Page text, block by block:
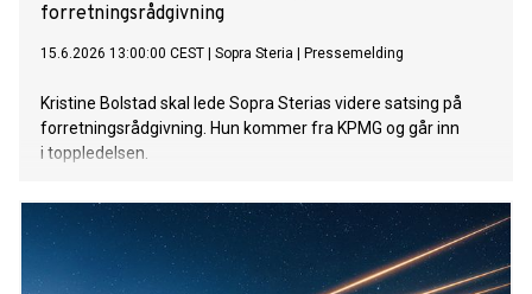
forretningsrådgivning
15.6.2026 13:00:00 CEST Sopra Steria Pressemelding
Kristine Bolstad skal lede Sopra Sterias videre satsing på
forretningsrådgivning. Hun kommer fra KPMG og går inn
i toppledelsen.